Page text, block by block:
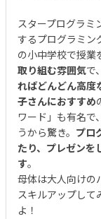
スタープログラミ
するプログラミン
の小中学校で授業
取り組む雰囲気で
ればどんどん高度
子さんにおすすめ
ワード」も有名で
うから驚き。 プロ
たり、プレゼンを
す。
母体は大人向けの
スキルアップして
よ！